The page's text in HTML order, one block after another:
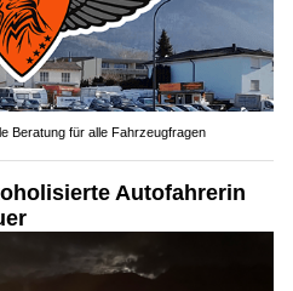
Beratung für alle Fahrzeugfragen
Autofahrerin